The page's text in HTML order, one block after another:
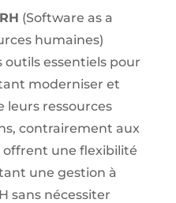
(Software as a
humaines)
essentiels pour
moderniser et
leurs ressources
contrairement aux
offrent une flexibilité
une gestion à
sans nécessiter